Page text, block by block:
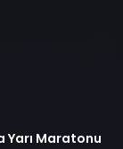
Yarı Maratonu